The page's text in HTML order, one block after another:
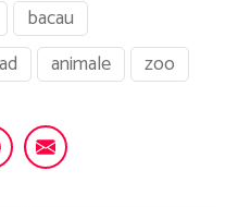
bacau
animale zoo